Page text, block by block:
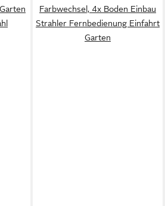
Farbwechsel, 4x Boden Einbau
Strahler Fernbedienung Einfahrt
Garten